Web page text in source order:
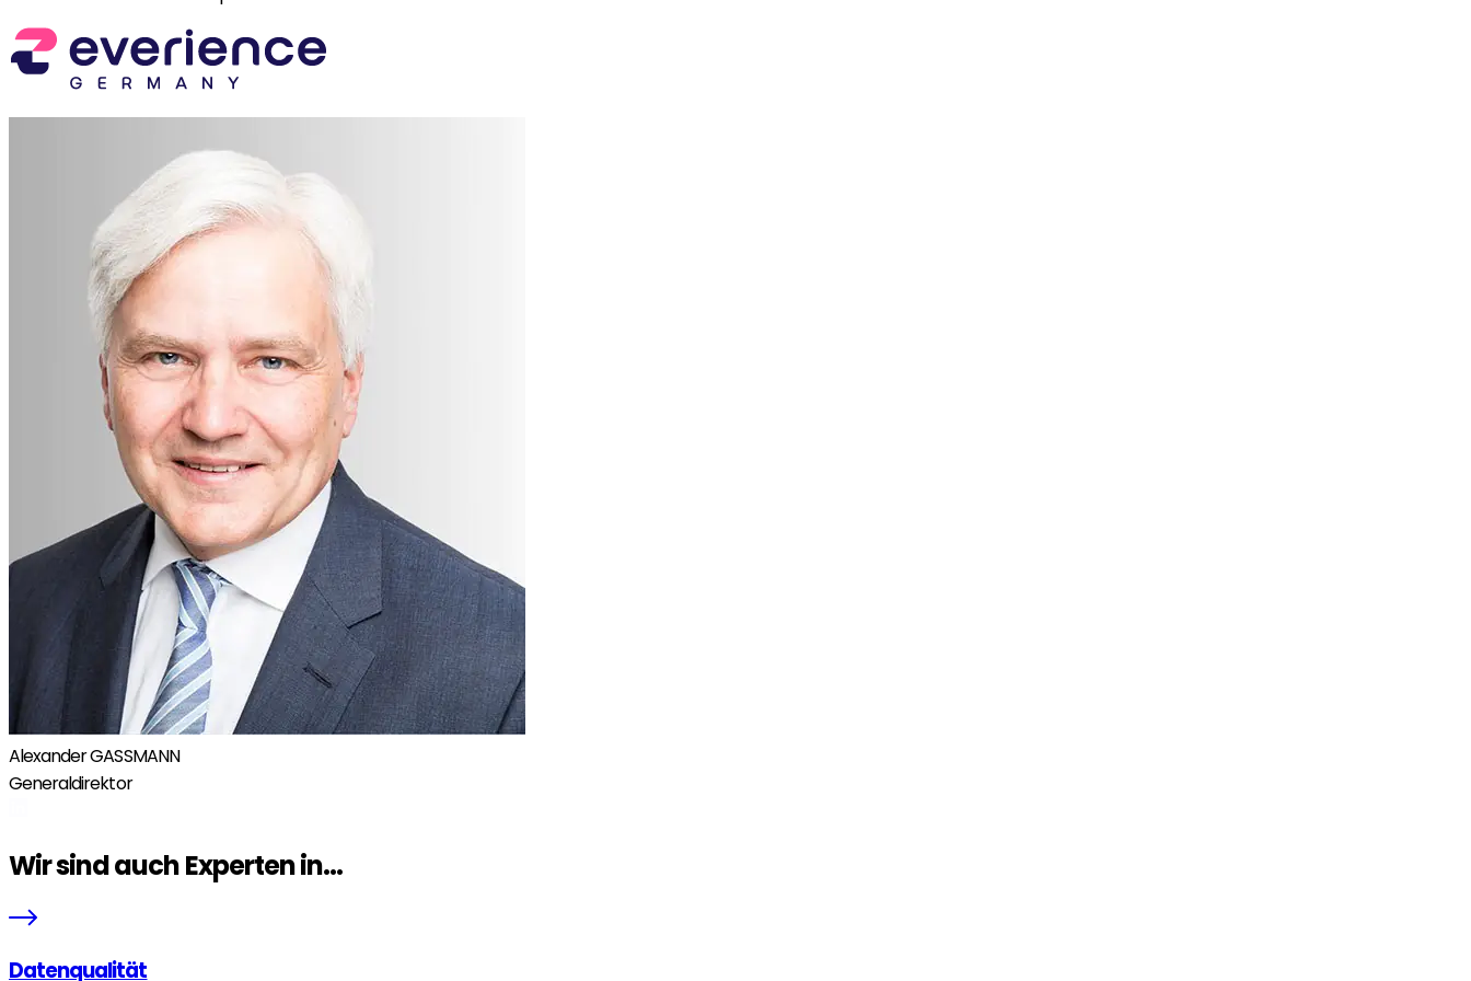
Alexander GASSMANN
Generaldirektor
Wir sind auch Experten in...
Datenqualität